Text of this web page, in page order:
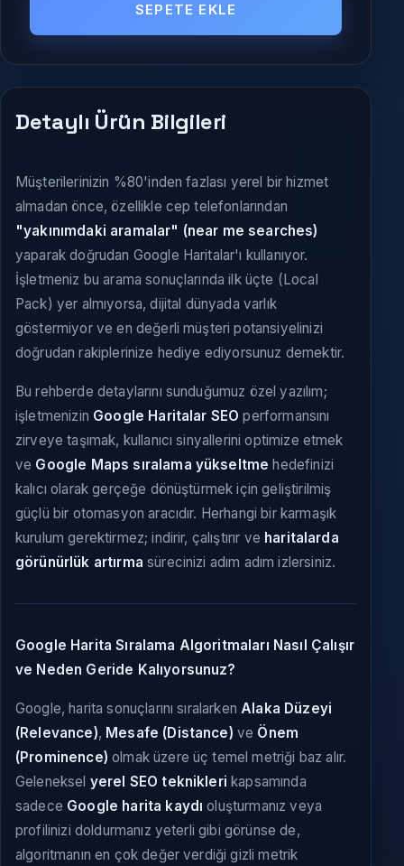
SEPETE EKLE
Detaylı Ürün Bilgileri
Müşterilerinizin %80'inden fazlası yerel bir hizmet
almadan önce, özellikle cep telefonlarından
"yakınımdaki aramalar" (near me searches)
yaparak doğrudan Google Haritalar'ı kullanıyor.
İşletmeniz bu arama sonuçlarında ilk üçte (Local
Pack) yer almıyorsa, dijital dünyada varlık
göstermiyor ve en değerli müşteri potansiyelinizi
doğrudan rakiplerinize hediye ediyorsunuz demektir.
Bu rehberde detaylarını sunduğumuz özel yazılım;
işletmenizin Google Haritalar SEO performansını
zirveye taşımak, kullanıcı sinyallerini optimize etmek
ve Google Maps sıralama yükseltme hedefinizi
kalıcı olarak gerçeğe dönüştürmek için geliştirilmiş
güçlü bir otomasyon aracıdır. Herhangi bir karmaşık
kurulum gerektirmez; indirir, çalıştırır ve haritalarda
görünürlük artırma sürecinizi adım adım izlersiniz.
Google Harita Sıralama Algoritmaları Nasıl Çalışır
ve Neden Geride Kalıyorsunuz?
Google, harita sonuçlarını sıralarken Alaka Düzeyi
(Relevance), Mesafe (Distance) ve Önem
(Prominence) olmak üzere üç temel metriği baz alır.
Geleneksel yerel SEO teknikleri kapsamında
sadece Google harita kaydı oluşturmanız veya
profilinizi doldurmanız yeterli gibi görünse de,
algoritmanın en çok değer verdiği gizli metrik